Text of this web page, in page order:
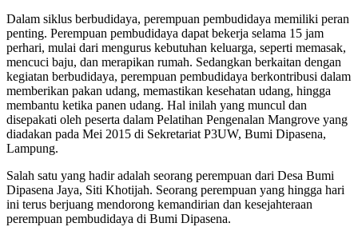
Dalam siklus berbudidaya, perempuan pembudidaya memiliki peran
penting. Perempuan pembudidaya dapat bekerja selama 15 jam
perhari, mulai dari mengurus kebutuhan keluarga, seperti memasak,
mencuci baju, dan merapikan rumah. Sedangkan berkaitan dengan
kegiatan berbudidaya, perempuan pembudidaya berkontribusi dalam
memberikan pakan udang, memastikan kesehatan udang, hingga
membantu ketika panen udang. Hal inilah yang muncul dan
disepakati oleh peserta dalam Pelatihan Pengenalan Mangrove yang
diadakan pada Mei 2015 di Sekretariat P3UW, Bumi Dipasena,
Lampung.
Salah satu yang hadir adalah seorang perempuan dari Desa Bumi
Dipasena Jaya, Siti Khotijah. Seorang perempuan yang hingga hari
ini terus berjuang mendorong kemandirian dan kesejahteraan
perempuan pembudidaya di Bumi Dipasena.